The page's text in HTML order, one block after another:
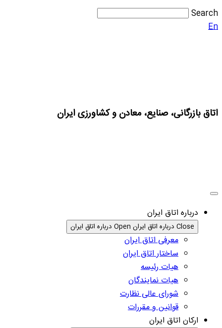
Search
En
اتاق بازرگانی، صنایع، معادن و کشاورزی ایران
درباره اتاق ایران
Close درباره اتاق ایران Open درباره اتاق ایران
معرفی اتاق ایران
ساختار اتاق ایران
هیات رئیسه
هیات نمایندگان
شورای عالی نظارت
قوانین و مقررات
ارکان اتاق ایران